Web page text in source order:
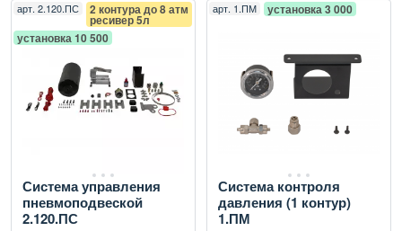
арт. 2.120.ПС 2 контура до 8 атм
ресивер 5л
установка 10 500
Система управления
пневмоподвеской
2.120.ПС
арт. 1.ПМ установка 3 000
Система контроля
давления (1 контур)
1.ПМ